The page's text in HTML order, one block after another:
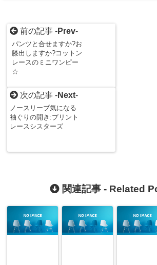
前の記事 -Prev-
パンツと合せますか?お
膝出しますか?コットン
レースのミニワンピー
☆
次の記事 -Next-
ノースリーブ気になる
袖ぐりの開き:プリント
レースシスターズ
関連記事 - Related